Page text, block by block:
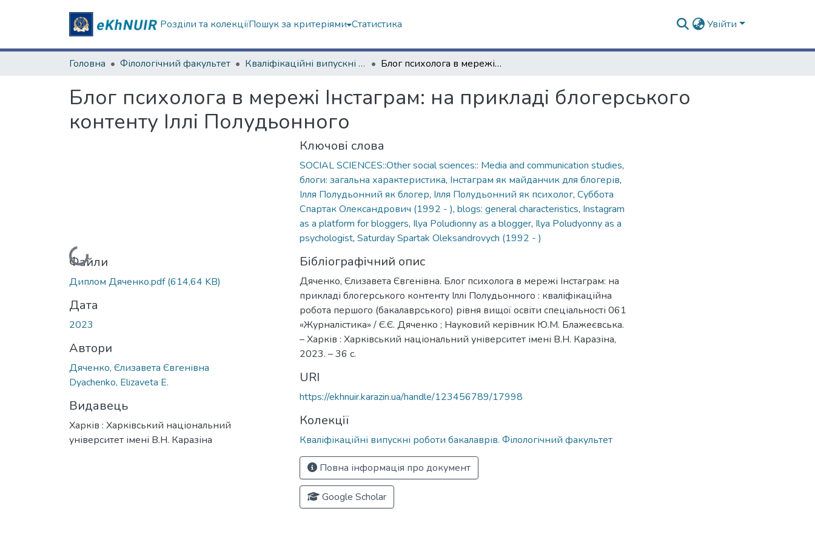
Розділи та колекціїПошук за критеріями Статистика Увійти
Головна Філологічний факультет Кваліфікаційні випускні роботи бакалаврів. Філологічний факультет Блог психолога в мережі Інстаграм: на прикладі блогерського контенту Іллі Полудьонного
Блог психолога в мережі Інстаграм: на прикладі блогерського
контенту Іллі Полудьонного
Вантажиться...
Файли
Диплом Дяченко.pdf(614,64 KB)
Дата
2023
Автори
Дяченко, Єлизавета Євгенівна
Dyachenko, Elizaveta E.
Видавець
Харків : Харківський національний
університет імені В.Н. Каразіна
Ключові слова
SOCIAL SCIENCES::Other social sciences:: Media and communication studies,
блоги: загальна характеристика, Інстаграм як майданчик для блогерів,
Ілля Полудьонний як блогер, Ілля Полудьонний як психолог, Суббота
Спартак Олександрович (1992 - ), blogs: general characteristics, Instagram
as a platform for bloggers, Ilya Poludionny as a blogger, Ilya Poludyonny as a
psychologist, Saturday Spartak Oleksandrovych (1992 - )
Бібліографічний опис
Дяченко, Єлизавета Євгенівна. Блог психолога в мережі Інстаграм: на
прикладі блогерського контенту Іллі Полудьонного : кваліфікаційна
робота першого (бакалаврського) рівня вищої освіти спеціальності 061
«Журналістика» / Є.Є. Дяченко ; Науковий керівник Ю.М. Блажеєвська.
– Харків : Харківський національний університет імені В.Н. Каразіна,
2023. – 36 с.
URI
https://ekhnuir.karazin.ua/handle/123456789/17998
Колекції
Кваліфікаційні випускні роботи бакалаврів. Філологічний факультет
Повна інформація про документ
Google Scholar